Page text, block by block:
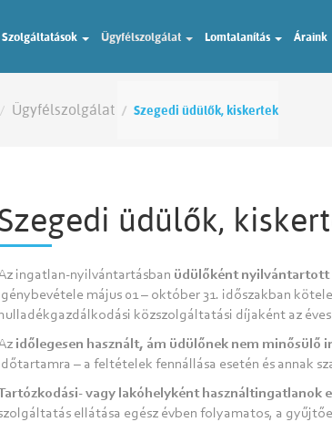
Szolgáltatások Ügyfélszolgálat Lomtalanítás Áraink
Ügyfélszolgálat Szegedi üdülők, kiskertek
üdülők,
ingatlan-nyilvántartásban üdülőként nyilvántartott
május 01 – október 31. időszakban
hulladékgazdálkodási közszolgáltatási díjaként az
időlegesen használt, ám üdülőnek nem minősülő
– a feltételek fennállása esetén és annak
vagy lakóhelyként használtingatlanok
ellátása egész évben folyamatos, a